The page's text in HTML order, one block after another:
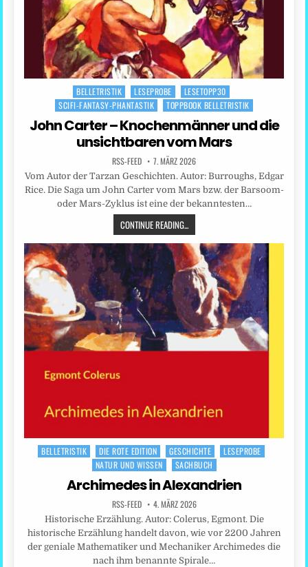
Posted
in
BELLETRISTIK LESEPROBE
LESETOPP30
SCIFI-FANTASY-PHANTASTIK
TOPPBOOK BELLETRISTIK
John Carter – Knochenmänner und die
unsichtbaren vom Mars
RSS-FEED 7. MÄRZ 2026
Vom Autor der Tarzan Geschichten. Autor: Burroughs, Edgar
Rice. Die Saga um John Carter vom Mars bzw. der Barsoom-
oder Mars-Zyklus ist eine der bekanntesten…
CONTINUE READING...
Posted
BELLETRISTIK DIE ROTE EDITION GESCHICHTE
LESEPROBE
NATUR UND WISSEN
SACHBUCH
Archimedes in Alexandrien
RSS-FEED 4. MÄRZ 2026
Historische Erzählung. Autor: Colerus, Egmont. Die
historische Erzählung handelt davon, wie vor 2200 Jahren
der geniale Mathematiker und Mechaniker Archimedes die
nach ihm benannte Spirale…